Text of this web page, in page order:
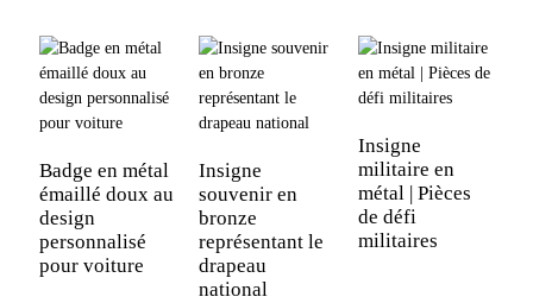
Badge en métal
émaillé doux au
design
personnalisé
pour voiture
Insigne
souvenir en
bronze
représentant le
drapeau
national
Insigne
militaire en
métal | Pièces
de défi
militaires